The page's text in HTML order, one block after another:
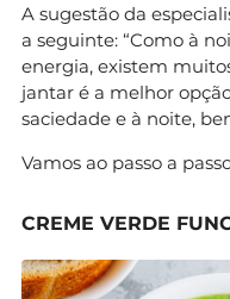
A sugestão da
a seguinte: “Como à
energia, existem
jantar é a melhor
saciedade e à noite,
Vamos ao passo a
CREME VERDE